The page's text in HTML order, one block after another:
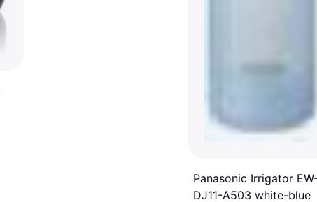
Panasonic Irrigator
DJ11-A503 white-blue